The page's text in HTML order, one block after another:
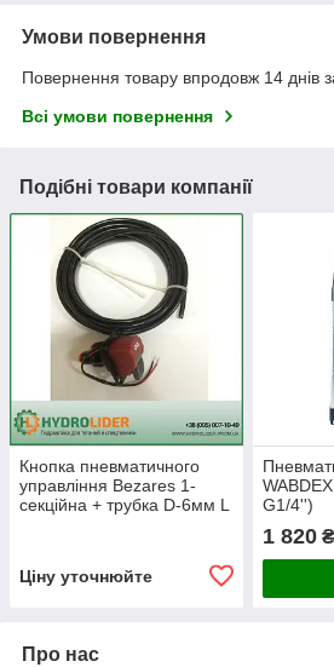
Умови повернення
Повернення товару впродовж 14 днів
Всі умови повернення
Подібні товари компанії
Кнопка пневматичного
управління Bezares 1-
секційна + трубка D-6мм L
Ціну уточнюйте
G1/4'')
1 820₴
Про нас